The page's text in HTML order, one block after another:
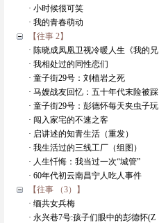
· 小时候很可笑
· 我的青春萌动
【往事 2】
· 陈晓成凤凰卫视冷暖人生《我的兄
· 我相处过的同性恋们
· 童子街29号：刘植岩之死
· 马嫂战友回忆：五十年代末险被踩
· 童子街29号：彭德怀每天夹虫子玩
· 闯入家宅的不速之客
· 启讲述的知青生活（重发）
· 我生活过的三线工厂（组图）
· 人生忏悔：我当过一次“城管”
· 60年代初云南昌宁人吃人事件
【往事 （3）】
· 缅共女兵梅
· 永兴巷7号:孩子们眼中的彭德怀(Z